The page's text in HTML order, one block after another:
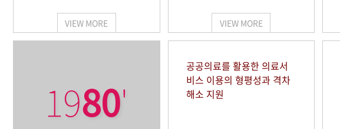
VIEW MORE VIEW MORE
1980'
공공의료를 활용한 의료서
비스 이용의 형평성과 격차
해소 지원